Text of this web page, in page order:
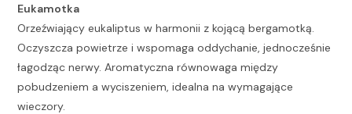
Eukamotka
Orzeźwiający eukaliptus w harmonii z kojącą bergamotką.
Oczyszcza powietrze i wspomaga oddychanie, jednocześnie
łagodząc nerwy. Aromatyczna równowaga między
pobudzeniem a wyciszeniem, idealna na wymagające
wieczory.